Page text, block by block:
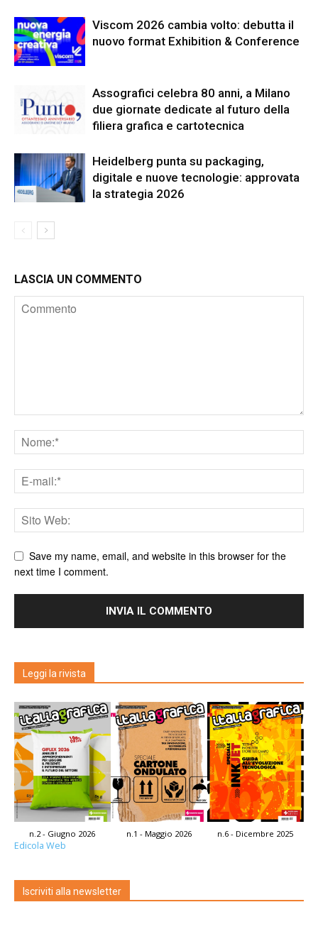
Viscom 2026 cambia volto: debutta il
nuovo format Exhibition & Conference
Assografici celebra 80 anni, a Milano
due giornate dedicate al futuro della
filiera grafica e cartotecnica
Heidelberg punta su packaging,
digitale e nuove tecnologie: approvata
la strategia 2026
LASCIA UN COMMENTO
Save my name, email, and website in this browser for the
next time I comment.
Leggi la rivista
n.2 - Giugno 2026 n.1 - Maggio 2026 n.6 - Dicembre 2025
Edicola Web
Iscriviti alla newsletter